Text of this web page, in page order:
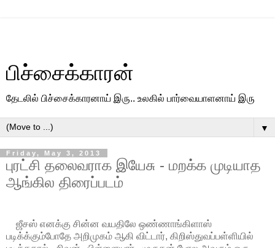
பிச்சைக்காரன்
தேடலில் பிச்சைக்காரனாய் இரு.. உலகில் பார்வையாளனாய் இரு
▼
Friday, May 3, 2013
புரட்சி தலைவராக இயேசு - மறக்க முடியாத
ஆங்கில திரைப்படம்
ஜீசஸ் எனக்கு சின்ன வயதிலே ஒண்ணாங்கிளாஸ்
படிக்க்கும்போதே அறிமுகம் ஆகி விட்டார், கிறிஸ்துவப்பள்ளியில்